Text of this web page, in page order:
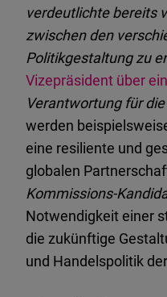
verdeutlichte bereits
zwischen den
Politikgestaltung zu
Vizepräsident über
Verantwortung für
werden
eine resiliente und
globalen
Kommissions-
Notwendigkeit einer
die zukünftige
und Handelspolitik